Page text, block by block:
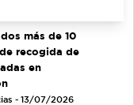
más de 10
recogida de
en
- 13/07/2026